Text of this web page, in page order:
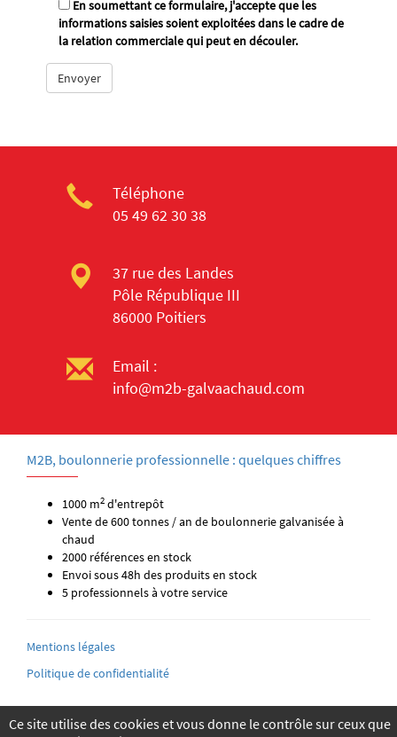
En soumettant ce formulaire, j'accepte que les
informations saisies soient exploitées dans le cadre de
la relation commerciale qui peut en découler.
Téléphone
05 49 62 30 38
37 rue des Landes
Pôle République III
86000 Poitiers
Email :
info@m2b-galvaachaud.com
M2B, boulonnerie professionnelle : quelques chiffres
1000 m2 d'entrepôt
Vente de 600 tonnes / an de boulonnerie galvanisée à
chaud
2000 références en stock
Envoi sous 48h des produits en stock
5 professionnels à votre service
Mentions légales
Politique de confidentialité
Ce site utilise des cookies et vous donne le contrôle sur ceux que